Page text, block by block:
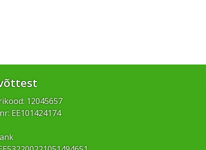
12045657
EE101424174